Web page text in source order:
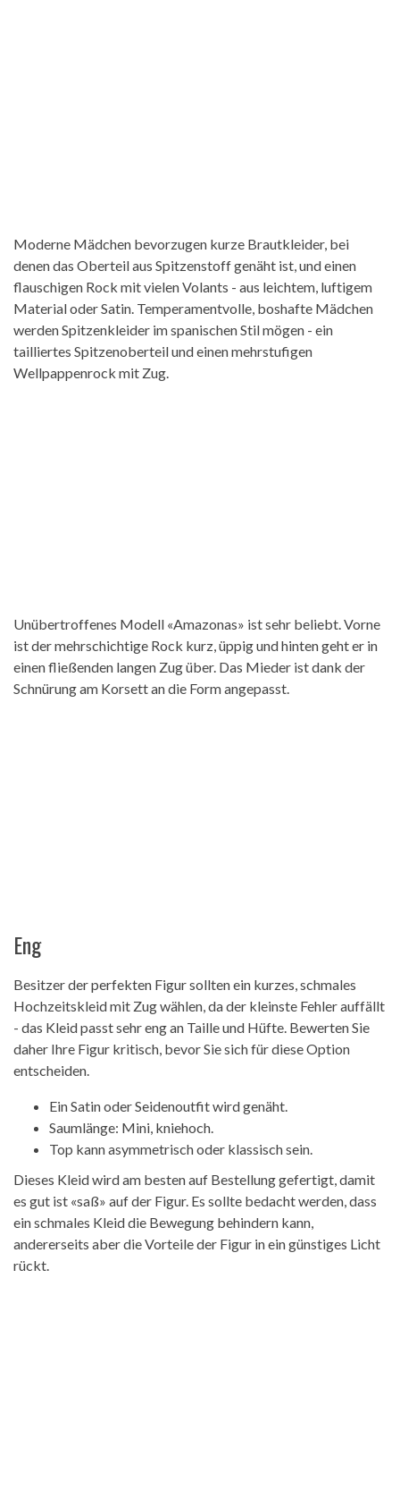
Moderne Mädchen bevorzugen kurze Brautkleider, bei
denen das Oberteil aus Spitzenstoff genäht ist, und einen
flauschigen Rock mit vielen Volants - aus leichtem, luftigem
Material oder Satin. Temperamentvolle, boshafte Mädchen
werden Spitzenkleider im spanischen Stil mögen - ein
tailliertes Spitzenoberteil und einen mehrstufigen
Wellpappenrock mit Zug.
Unübertroffenes Modell «Amazonas» ist sehr beliebt. Vorne
ist der mehrschichtige Rock kurz, üppig und hinten geht er in
einen fließenden langen Zug über. Das Mieder ist dank der
Schnürung am Korsett an die Form angepasst.
Eng
Besitzer der perfekten Figur sollten ein kurzes, schmales
Hochzeitskleid mit Zug wählen, da der kleinste Fehler auffällt
- das Kleid passt sehr eng an Taille und Hüfte. Bewerten Sie
daher Ihre Figur kritisch, bevor Sie sich für diese Option
entscheiden.
Ein Satin oder Seidenoutfit wird genäht.
Saumlänge: Mini, kniehoch.
Top kann asymmetrisch oder klassisch sein.
Dieses Kleid wird am besten auf Bestellung gefertigt, damit
es gut ist «saß» auf der Figur. Es sollte bedacht werden, dass
ein schmales Kleid die Bewegung behindern kann,
andererseits aber die Vorteile der Figur in ein günstiges Licht
rückt.